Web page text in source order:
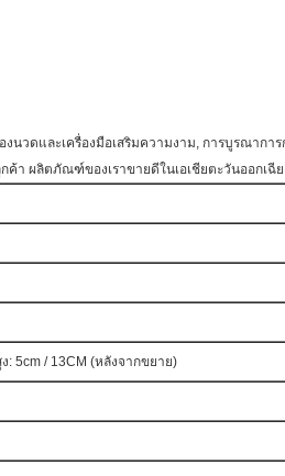
งนวดและเครื่องมือเสริมความงาม, การบูรณ
า ผลิตภัณฑ์ของเราขายดีในเอเชียตะวันออกเฉี
: 5cm / 13CM (หลังจากขยาย)